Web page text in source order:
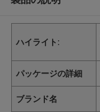
ハイライト:
パッケージの詳細
ブランド名